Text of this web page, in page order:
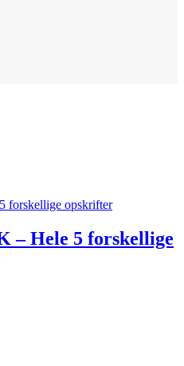
– Hele 5 forskellige